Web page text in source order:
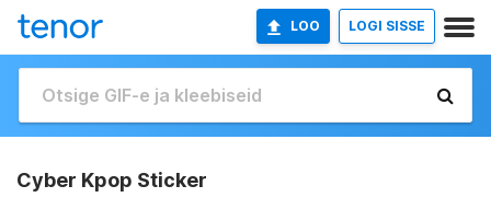
LOO LOGI SISSE
Cyber Kpop Sticker